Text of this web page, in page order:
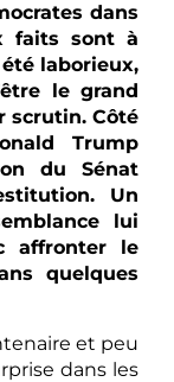
dans
faits sont à
laborieux,
le grand
scrutin.Côté
Trump
du Sénat
Un
lui
affronter le
quelques
et peu
dans les